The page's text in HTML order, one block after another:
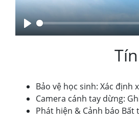
Bảo vệ học sinh: Xác
Camera cánh tay dừng:
Phát hiện & Cảnh báo